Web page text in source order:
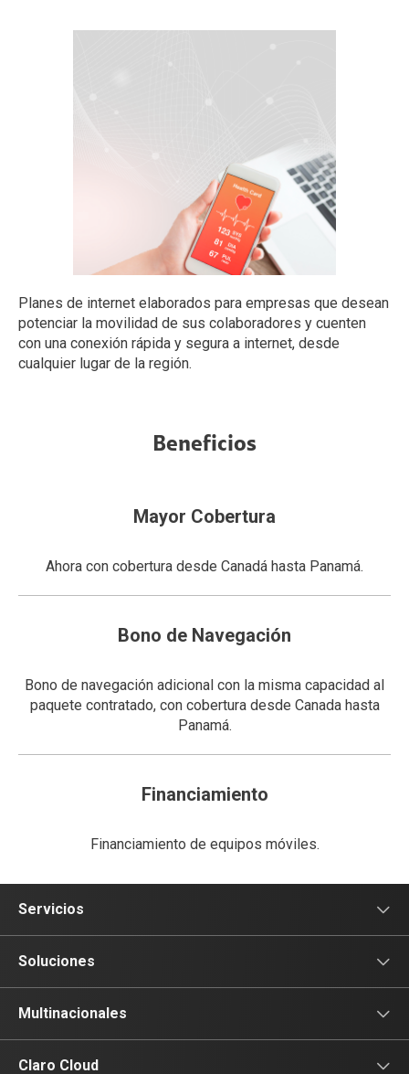
Planes de internet elaborados para empresas que desean
potenciar la movilidad de sus colaboradores y cuenten
con una conexión rápida y segura a internet, desde
cualquier lugar de la región.
Beneficios
Mayor Cobertura
Ahora con cobertura desde Canadá hasta Panamá.
Bono de Navegación
Bono de navegación adicional con la misma capacidad al
paquete contratado, con cobertura desde Canada hasta
Panamá.
Financiamiento
Financiamiento de equipos móviles.
Servicios
Voz
Tv
Conectividad
Soluciones
Comunicación
Conectividad
Multinacionales
Multinacionales
Claro Cloud